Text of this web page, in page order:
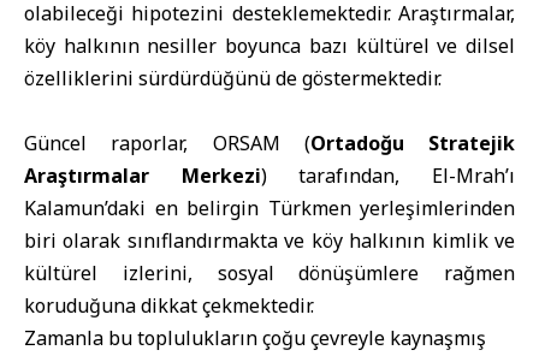
olabileceği hipotezini desteklemektedir. Araştırmalar,
köy halkının nesiller boyunca bazı kültürel ve dilsel
özelliklerini sürdürdüğünü de göstermektedir.
Güncel raporlar, ORSAM (Ortadoğu Stratejik
Araştırmalar Merkezi) tarafından, El-Mrah’ı
Kalamun’daki en belirgin Türkmen yerleşimlerinden
biri olarak sınıflandırmakta ve köy halkının kimlik ve
kültürel izlerini, sosyal dönüşümlere rağmen
koruduğuna dikkat çekmektedir.
Zamanla bu toplulukların çoğu çevreyle kaynaşmış